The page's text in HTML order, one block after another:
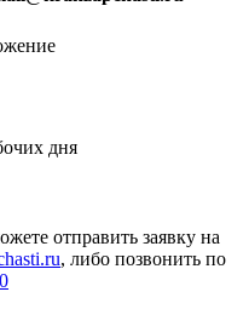
дня
отправить заявку на
, либо позвонить по